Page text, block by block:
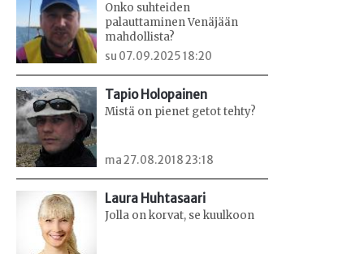
Onko suhteiden
palauttaminen Venäjään
mahdollista?
su 07.09.2025 18:20
Tapio Holopainen
Mistä on pienet getot tehty?
ma 27.08.2018 23:18
Laura Huhtasaari
Jolla on korvat, se kuulkoon